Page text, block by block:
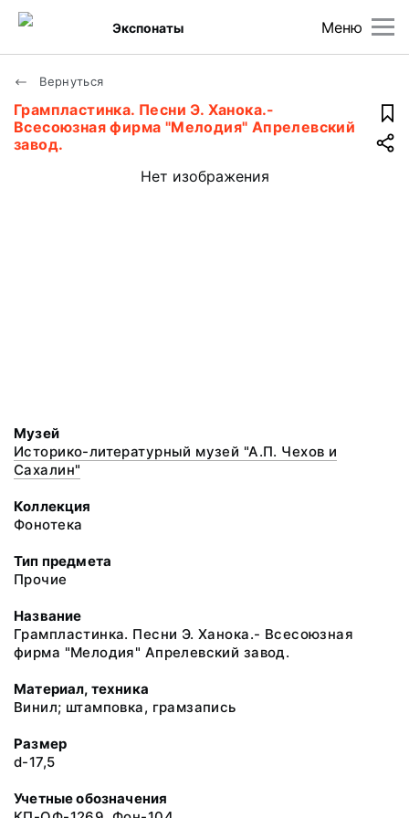
Меню
Экспонаты
Вернуться
Грампластинка. Песни Э. Ханока.-
Всесоюзная фирма "Мелодия" Апрелевский
завод.
Нет изображения
Музей
Историко-литературный музей "А.П. Чехов и
Сахалин"
Коллекция
Фонотека
Тип предмета
Прочие
Название
Грампластинка. Песни Э. Ханока.- Всесоюзная
фирма "Мелодия" Апрелевский завод.
Материал, техника
Винил; штамповка, грамзапись
Размер
d-17,5
Учетные обозначения